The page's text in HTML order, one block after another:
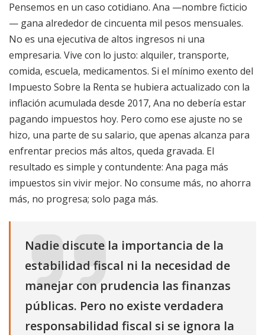
Pensemos en un caso cotidiano. Ana —nombre ficticio
— gana alrededor de cincuenta mil pesos mensuales.
No es una ejecutiva de altos ingresos ni una
empresaria. Vive con lo justo: alquiler, transporte,
comida, escuela, medicamentos. Si el mínimo exento del
Impuesto Sobre la Renta se hubiera actualizado con la
inflación acumulada desde 2017, Ana no debería estar
pagando impuestos hoy. Pero como ese ajuste no se
hizo, una parte de su salario, que apenas alcanza para
enfrentar precios más altos, queda gravada. El
resultado es simple y contundente: Ana paga más
impuestos sin vivir mejor. No consume más, no ahorra
más, no progresa; solo paga más.
Nadie discute la importancia de la
estabilidad fiscal ni la necesidad de
manejar con prudencia las finanzas
públicas. Pero no existe verdadera
responsabilidad fiscal si se ignora la